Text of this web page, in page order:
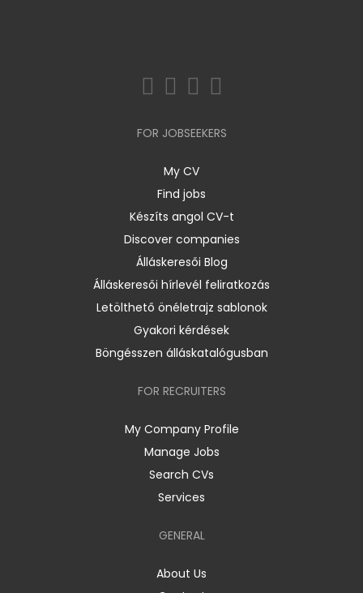
FOR JOBSEEKERS
My CV
Find jobs
Készíts angol CV-t
Discover companies
Álláskeresői Blog
Álláskeresői hírlevél feliratkozás
Letölthető önéletrajz sablonok
Gyakori kérdések
Böngésszen álláskatalógusban
FOR RECRUITERS
My Company Profile
Manage Jobs
Search CVs
Services
GENERAL
About Us